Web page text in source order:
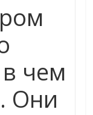
чем
Они